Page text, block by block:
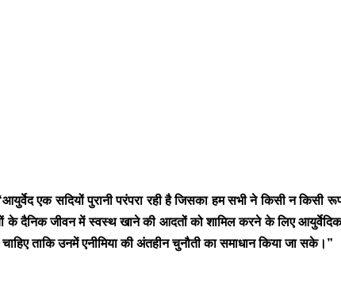
एक सदियों पुरानी परंपरा रही है जिसका हम सभी ने किसी न
जीवन में स्वस्थ खाने की आदतों को शामिल करने के लिए
ताकि उनमें एनीमिया की अंतहीन चुनौती का समाधान किया जा सके।”